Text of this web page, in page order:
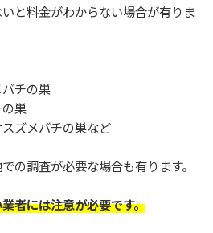
いと料金がわからない場合が有りま
チの巣
巣
ズメバチの巣など
の調査が必要な場合も有ります。
者には注意が必要です。